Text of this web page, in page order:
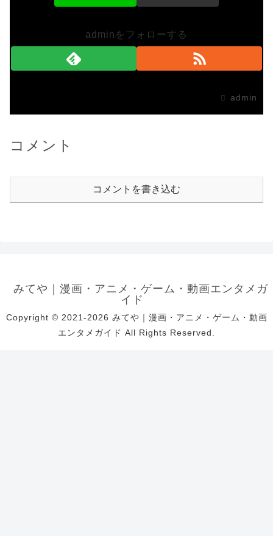
adminをフォローする
admin
コメント
コメントを書き込む
みてや｜漫画・アニメ・ゲーム・動画エンタメガ
イド
Copyright © 2021-2026 みてや｜漫画・アニメ・ゲーム・動画
エンタメガイド All Rights Reserved.